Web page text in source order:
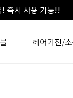
즉시 사용 가능!!
헤어가전/